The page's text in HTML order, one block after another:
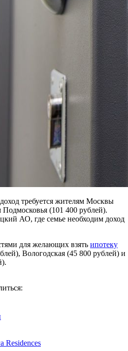
требуется жителям Москвы
(101 400 рублей).
АО, где семье необходим доход
для желающих взять ипотеку
Вологодская (45 800 рублей) и
Residences